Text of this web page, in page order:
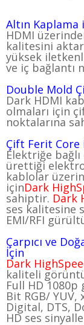
Altın
HDMI
kalitesini
yüksek
ve iç bağlantı
Double Mold
Dark HDMI
olmaları için
noktalarına
Çift Ferit Core
Elektriğe
ürettiği
kablolar
içinDark
sahiptir. Dark
ses kalitesine
EMI/RFI
Çarpıcı ve
İçin
Dark
kaliteli görüntü
Full HD 1080p
Bit RGB/ YUV,
Digital, DTS,
HD ses